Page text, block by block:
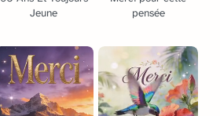
Jeune
pensée